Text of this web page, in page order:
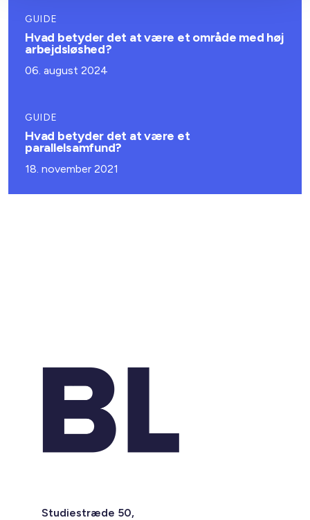
GUIDE
Hvad betyder det at være et område med høj
arbejdsløshed?
06. august 2024
GUIDE
Hvad betyder det at være et
parallelsamfund?
18. november 2021
Studiestræde 50,